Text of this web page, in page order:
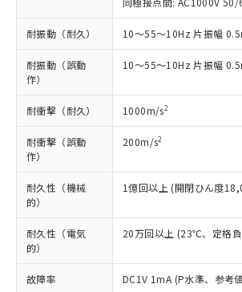
耐振動（耐久） 10～55～10Hz 片振幅
耐振動（誤動
作）
10～55～10Hz 片振幅
耐衝撃（耐久） 1000m/s2
耐衝撃（誤動
作）
200m/s2
耐久性（機械
的）
1億回以上 (開閉ひん度
耐久性（電気
的）
20万回以上 (23℃、定格
故障率 DC1V 1mA (P水準、参考
在庫状況および標準価格照
記載している更新日時点で
タに基づき作成されるもの
覧された時点での実際の在
了承ください。
正式な納期状況および標準
様のお取引先、またはお客
ムロン制御機器販売店・当
オムロン制御機器販売店や
点は「販売ネットワーク
ください。
在庫状況および標準価格結
示しないようお願いします
マイパーツ機能（部品リス
むを得ず変更することがあります
*EU RoHS指令（10物質）：
鉛(Pb) 1000ppm以下、 水銀(Hg)
ミウム(Cd) 100ppm以下、
六価クロム(Cr(Ⅵ)) 1000ppm以下、ポリ臭
(PBDE) 1000ppm以下、フタル酸ビス(2-
ル) (DEHP)(別名：DOP) 1000ppm以下、フ
(DIBP) 1000ppm以下
適用除外項目は除く。
フタル酸エステル類の４物質については閾
図的な使用がないことを確認しています。
※2 対応予定月
部品在庫の切り替え状況などによ
い合わせください。
*中国RoHS10物質の基準値 (GB/T26572)：
Pb(鉛) :1000ppm、 Hg(水銀) : 1000ppm、
ニル類) : 1000ppm、 PBDEs(ポリ臭化ジ
ル類) : 1000ppm、
DBP(フタル酸ジブチル) : 1000ppm、
イソブチル) : 1000ppm、 BBP(フタル酸ブ
ル) : 1000ppm、
「ｅ」：有害物質（10物質）の
「10」：通常の使用状況下にお
為替および外国貿易法に定
（以下｢規制貨物等」とい
または国外への提供する場
国政府の輸出許可(または役
可)を取得するなどの必要
とります。
当社は規制貨物を破棄する
全に破砕するなど、違法に
いよう必要な手段を講じます
ル、化学兵器、生物兵器ま
武器並びにこれらの製造装
当社は、貴社製品を第三者
場合は、上記1、2および3
該第三者に通知します。ま
販売先および販売に係わる
号
説明
一定数以上の在庫あり
△ 一定数には満たないが
在庫なし(最新の在庫状
いては、お客様のお取
機器販売店・当社販売
認ください)
受注生産機種、また在